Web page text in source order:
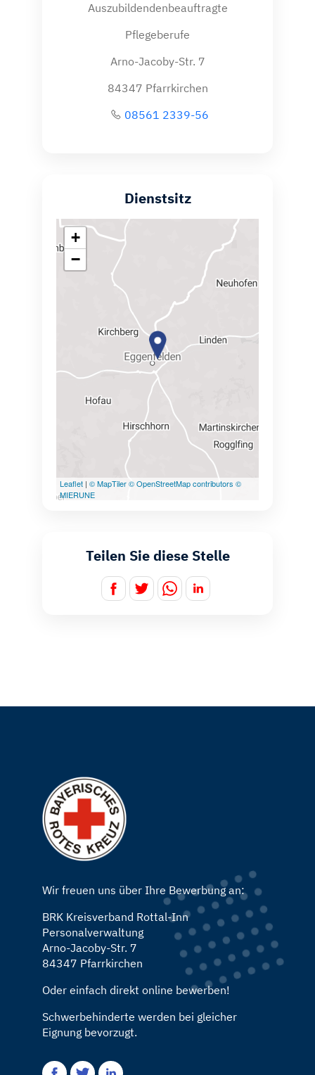
Auszubildendenbeauftragte
Pflegeberufe
Arno-Jacoby-Str. 7
84347 Pfarrkirchen
08561 2339-56
Dienstsitz
Teilen Sie diese Stelle
Wir freuen uns über Ihre Bewerbung an:
BRK Kreisverband Rottal-Inn
Personalverwaltung
Arno-Jacoby-Str. 7
84347 Pfarrkirchen
Oder einfach direkt online bewerben!
Schwerbehinderte werden bei gleicher
Eignung bevorzugt.